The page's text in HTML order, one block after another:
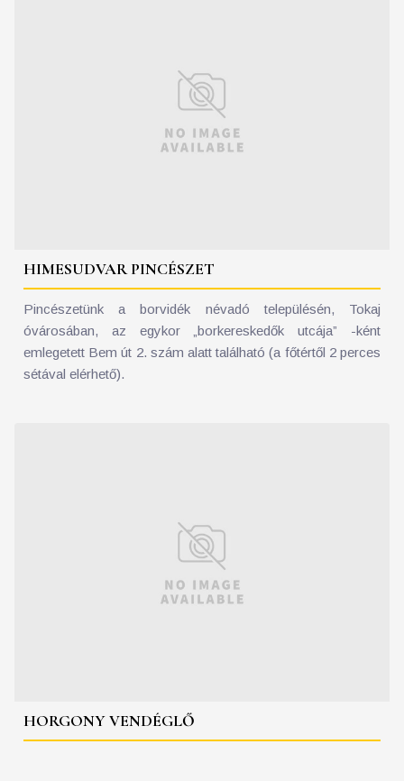
HIMESUDVAR PINCÉSZET
Pincészetünk a borvidék névadó településén, Tokaj
óvárosában, az egykor „borkereskedők utcája” -ként
emlegetett Bem út 2. szám alatt található (a főtértől 2 perces
sétával elérhető).
HORGONY VENDÉGLŐ